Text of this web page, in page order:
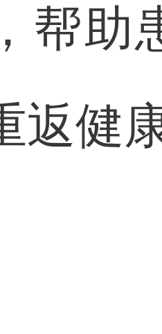
帮助
返健